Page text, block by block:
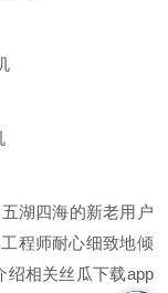
五湖四海的新老用户
工程师耐心细致地倾
绍相关丝瓜下载app